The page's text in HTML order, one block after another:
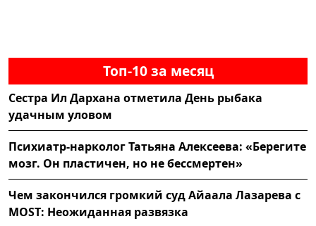
Топ-10 за месяц
Сестра Ил Дархана отметила День рыбака
удачным уловом
Психиатр-нарколог Татьяна Алексеева: «Берегите
мозг. Он пластичен, но не бессмертен»
Чем закончился громкий суд Айаала Лазарева с
MOST: Неожиданная развязка